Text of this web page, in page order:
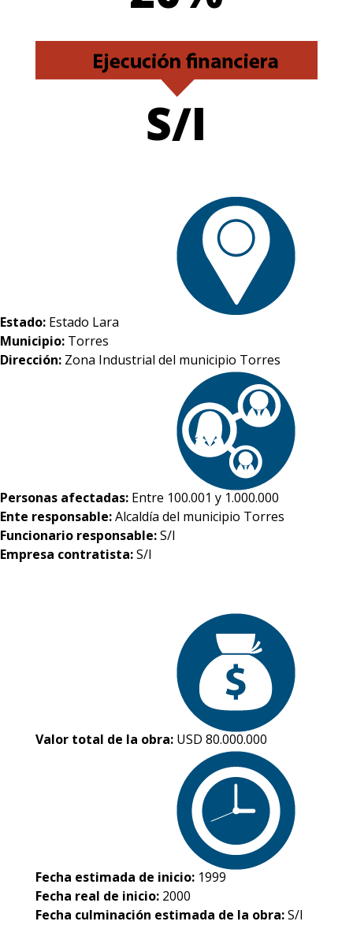
S/I
Estado: Estado Lara
Municipio: Torres
Dirección: Zona Industrial del municipio Torres
Personas afectadas: Entre 100.001 y 1.000.000
Ente responsable:Alcaldía del municipio Torres
Funcionario responsable:S/I
Empresa contratista:S/I
Valor total de la obra: USD 80.000.000
Fecha estimada de inicio: 1999
Fecha real de inicio: 2000
Fecha culminación estimada de la obra:S/I